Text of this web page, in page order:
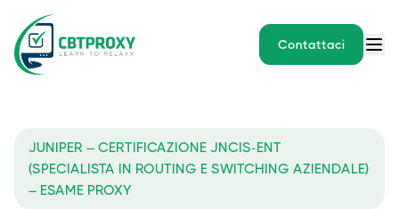
Contattaci
JUNIPER – CERTIFICAZIONE JNCIS-ENT
(SPECIALISTA IN ROUTING E SWITCHING AZIENDALE)
– ESAME PROXY